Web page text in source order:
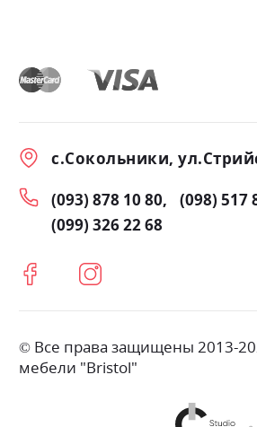
с.Сокольники,
(093) 878 10 80
(098) 517
(099) 326 22 68
© Все права защищены 2013-
мебели "Bristol"